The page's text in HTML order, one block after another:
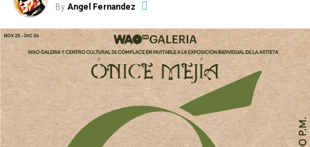
By Angel Fernandez